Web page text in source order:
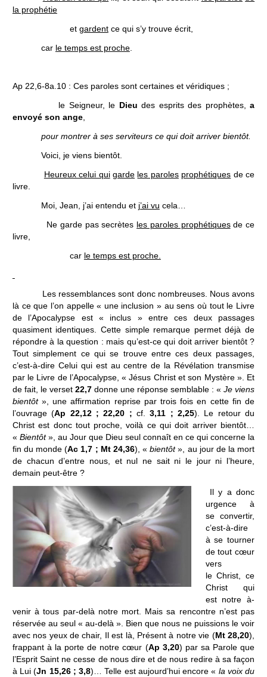
la prophétie
et gardentce qui s’y trouve écrit,
car le temps est proche.
Ap 22,6-8a.10 : Ces paroles sont certaines et véridiques ;
le Seigneur, le Dieu des esprits des prophètes,a
envoyé son ange,
pour montrer à ses serviteurs ce qui doit arriver bientôt.
Voici, je viens bientôt.
Heureux celui qui garde les paroles prophétiques de ce
livre.
Moi, Jean, j’ai entendu et j’ai vu cela…
Ne garde pas secrètes les paroles prophétiquesde ce
livre,
car le temps est proche.
Les ressemblances sont donc nombreuses. Nous avons
là ce que l’on appelle « une inclusion » au sens où tout le Livre
de l’Apocalypse est « inclus » entre ces deux passages
quasiment identiques. Cette simple remarque permet déjà de
répondre à la question : mais qu’est-ce qui doit arriver bientôt ?
Tout simplement ce qui se trouve entre ces deux passages,
c’est-à-dire Celui qui est au centre de la Révélation transmise
par le Livre de l’Apocalypse, « Jésus Christ et son Mystère ». Et
de fait, le verset 22,7donne une réponse semblable : «Je viens
bientôt», une affirmation reprise par trois fois en cette fin de
l’ouvrage (Ap 22,12 ; 22,20 ; cf.3,11 ; 2,25). Le retour du
Christ est donc tout proche, voilà ce qui doit arriver bientôt…
« Bientôt», au Jour que Dieu seul connaît en ce qui concerne la
fin du monde (Ac 1,7 ; Mt 24,36), «bientôt», au jour de la mort
de chacun d’entre nous, et nul ne sait ni le jour ni l’heure,
demain peut-être ?
Il y a donc
urgence à
se convertir,
c’est-à-dire
à se tourner
de tout cœur
vers
le Christ, ce
Christ qui
est notre à-
venir à tous par-delà notre mort. Mais sa rencontre n’est pas
réservée au seul « au-delà ». Bien que nous ne puissions le voir
avec nos yeux de chair, Il est là, Présent à notre vie (Mt 28,20),
frappant à la porte de notre cœur (Ap 3,20) par sa Parole que
l’Esprit Saint ne cesse de nous dire et de nous redire à sa façon
à Lui (Jn 15,26 ; 3,8)… Telle est aujourd’hui encore « la voix du